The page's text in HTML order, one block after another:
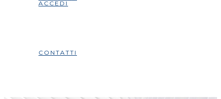
ACCEDI
CONTATTI